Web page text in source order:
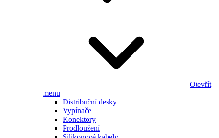
Otevřít
menu
Distribuční desky
Vypínače
Konektory
Prodloužení